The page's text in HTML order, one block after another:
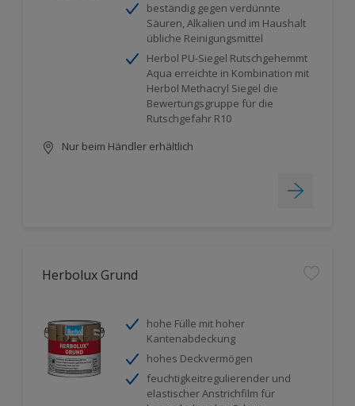
beständig gegen verdünnte
Säuren, Alkalien und im Haushalt
übliche Reinigungsmittel
Herbol PU-Siegel Rutschgehemmt
Aqua erreichte in Kombination mit
Herbol Methacryl Siegel die
Bewertungsgruppe für die
Rutschgefahr R10
Nur beim Händler erhältlich
Herbolux Grund
hohe Fülle mit hoher
Kantenabdeckung
hohes Deckvermögen
feuchtigkeitregulierender und
elastischer Anstrichfilm für